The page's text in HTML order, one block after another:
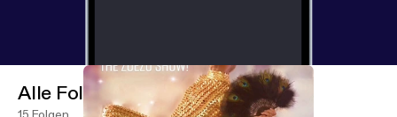
Alle Folgen